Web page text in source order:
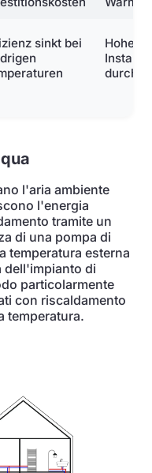
sinkt bei
Hohe
durch
l'aria ambiente
l'energia
tramite un
di una pompa di
temperatura esterna
dell'impianto di
particolarmente
con riscaldamento
temperatura.